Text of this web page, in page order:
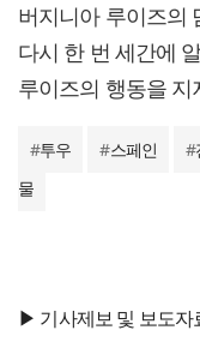
버지니아 루이즈의
다시 한 번 세간에
루이즈의 행동을 지
#투우 #스페인 #
물
▶ 기사제보 및 보도자